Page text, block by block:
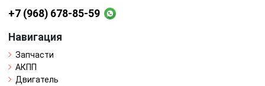
+7 (968) 678-85-59
Навигация
Запчасти
АКПП
Двигатель